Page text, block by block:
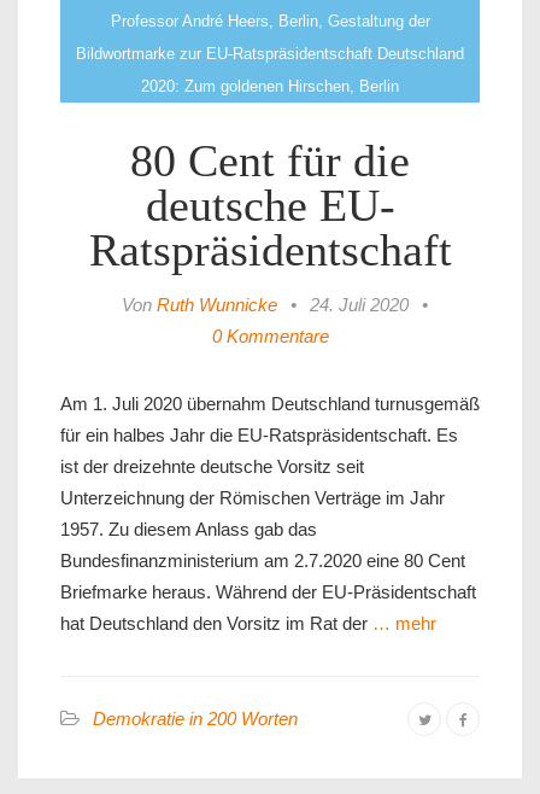
Professor André Heers, Berlin, Gestaltung der
Bildwortmarke zur EU-Ratspräsidentschaft Deutschland
2020: Zum goldenen Hirschen, Berlin
80 Cent für die
deutsche EU-
Ratspräsidentschaft
Von Ruth Wunnicke • 24. Juli 2020
•
0 Kommentare
Am 1. Juli 2020 übernahm Deutschland turnusgemäß
für ein halbes Jahr die EU-Ratspräsidentschaft. Es
ist der dreizehnte deutsche Vorsitz seit
Unterzeichnung der Römischen Verträge im Jahr
1957. Zu diesem Anlass gab das
Bundesfinanzministerium am 2.7.2020 eine 80 Cent
Briefmarke heraus. Während der EU-Präsidentschaft
hat Deutschland den Vorsitz im Rat der … mehr
Demokratie in 200 Worten